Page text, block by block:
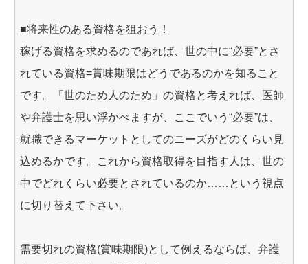
■将来性のある資格を狙おう！
稼げる資格を求めるのであれば、世の中に“必要”とさ
れている資格=賞味期限はどうであるのかを知ること
です。「世のため人のため」の資格と考えれば、医師
や弁護士を思い浮かべますが、ここでいう“必要”は、
就職できるマーケットとしてのニーズがどのくらい見
込めるかです。これから資格取得を目指す人は、世の
中でどれくらい必要とされているのか……という視点
に切り替えて下さい。
需要切れの資格(賞味期限)として例えるならば、弁護